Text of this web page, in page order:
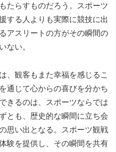
たらすものだろう。スポーツ
する人よりも実際に競技に出
アスリートの方がその瞬間の
ない。
、観客もまた幸福を感じるこ
通じて心からの喜びを分かち
きるのは、スポーツならでは
とも、歴史的な瞬間に立ち会
思い出となる。スポーツ観戦
験を提供し、その瞬間を共有